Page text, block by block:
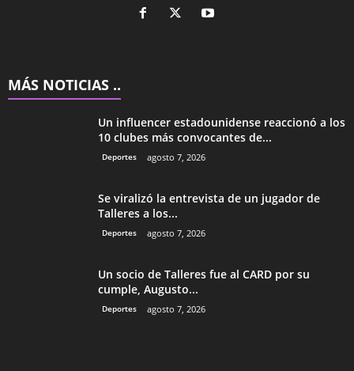
MÁS NOTICIAS ..
Un influencer estadounidense reaccionó a los
10 clubes más convocantes de...
Deportes agosto 7, 2026
Se viralizó la entrevista de un jugador de
Talleres a los...
Deportes agosto 7, 2026
Un socio de Talleres fue al CARD por su
cumple, Augusto...
Deportes agosto 7, 2026